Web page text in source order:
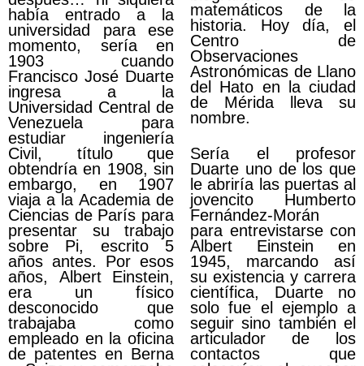
había entrado a la
universidad para ese
momento, sería en
1903 cuando
Francisco José Duarte
ingresa a la
Universidad Central de
Venezuela para
estudiar ingeniería
Civil, título que
obtendría en 1908, sin
embargo, en 1907
viaja a la Academia de
Ciencias de París para
presentar su trabajo
sobre Pi, escrito 5
años antes. Por esos
años, Albert Einstein,
era un físico
desconocido que
trabajaba como
empleado en la oficina
de patentes en Berna
matemáticos de la
historia. Hoy día, el
Centro de
Observaciones
Astronómicas de Llano
del Hato en la ciudad
de Mérida lleva su
nombre.
Sería el profesor
Duarte uno de los que
le abriría las puertas al
jovencito Humberto
Fernández-Morán
para entrevistarse con
Albert Einstein en
1945, marcando así
su existencia y carrera
científica, Duarte no
solo fue el ejemplo a
seguir sino también el
articulador de los
contactos que